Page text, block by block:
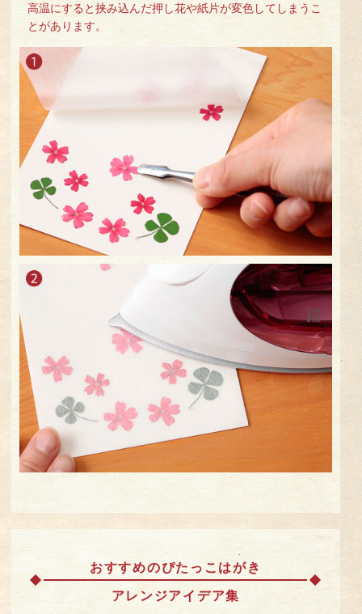
高温にすると挟み込んだ押し花や紙片が変色してしまうこ
とがあります。
おすすめのぴたっこはがき
アレンジアイデア集